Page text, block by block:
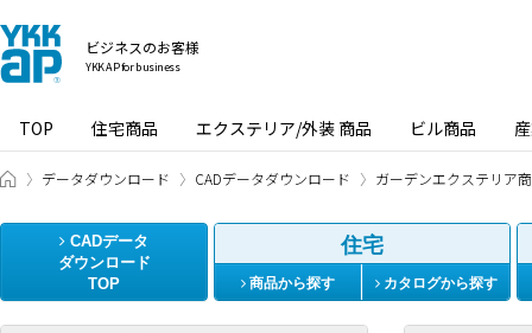
ビジネスのお客様
YKK AP for business
TOP 住宅商品 エクステリア/外装 商品 ビル商品
ビジネスのお客様 HOME
データダウンロード CADデータダウンロード ガーデンエクステリア
CADデータ
ダウンロード
TOP
住宅
商品から探す カタログから探す